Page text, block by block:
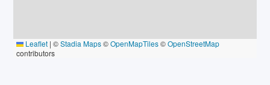
Leaflet | ©Stadia Maps©OpenMapTiles©OpenStreetMap
contributors